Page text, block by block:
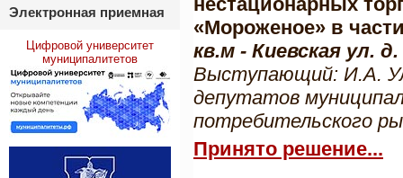
«Мороженое» в
кв.м - Киевская ул.
Выступающий: И.А.
депутатов
потребительского
Принято решение...
Электронная приемная
Цифровой университет
муниципалитетов